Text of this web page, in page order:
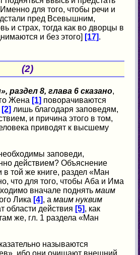
для того, чтобы речи и
пред Всевышним,
и страх, тогда как во дворцы в
и без этого] [17].
(2)
раздел 8, глава 6 сказано,
Жена [1] поворачиваются
[2] лишь благодаря заповедям,
и причина этого в том,
приводят к высшему
заповеди,
действием? Объяснение
той же книге, раздел «Ман
что для того, чтобы Аба и Има
вначале поднятьмаим
Лика [4], амаим нуквим
действия [5], как
же, гл. 1 раздела «Ман
называются